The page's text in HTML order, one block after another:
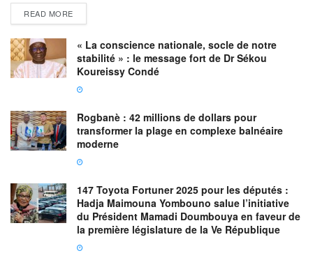
READ MORE
« La conscience nationale, socle de notre
stabilité » : le message fort de Dr Sékou
Koureissy Condé
Rogbanè : 42 millions de dollars pour
transformer la plage en complexe balnéaire
moderne
147 Toyota Fortuner 2025 pour les députés :
Hadja Maimouna Yombouno salue l’initiative
du Président Mamadi Doumbouya en faveur de
la première législature de la Ve République